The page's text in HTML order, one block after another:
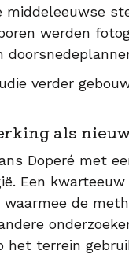
middeleeuwse
werden
verder
als
Doperé met
Een
waarmee de
het terrein